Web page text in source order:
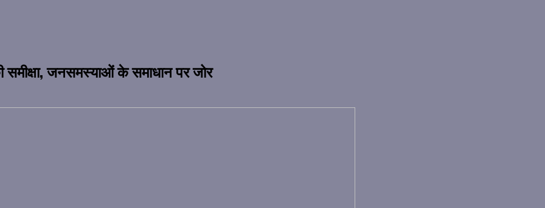
समीक्षा, जनसमस्याओं के समाधान पर जोर